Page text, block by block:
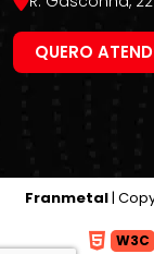
QUERO
Franmetal|
W3C